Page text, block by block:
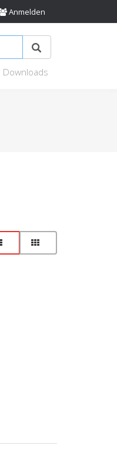
Anmelden
Downloads